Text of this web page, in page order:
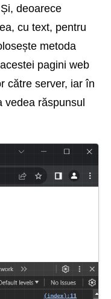
deoarece
cu text, pentru
metoda
pagini web
către server, iar în
vedea răspunsul